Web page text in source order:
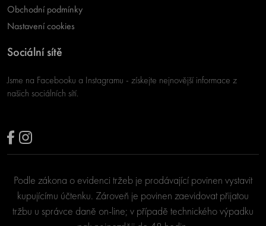
Obchodní podmínky
Nastavení cookies
Sociální sítě
Jsme na Facebooku a Instagramu - získejte nejnovější informace z
našich sociálních sítí.
Podle zákona o evidenci tržeb je prodávající povinen vystavit
kupujícímu účtenku. Zároveň je povinen zaevidovat přijatou
tržbu u správce daně on-line; v případě technického výpadku